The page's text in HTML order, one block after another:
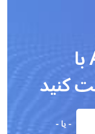
برای ARUS CV با
− یا −